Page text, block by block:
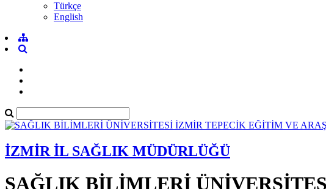
Türkçe
English
İZMİR İL SAĞLIK MÜDÜRLÜĞÜ
SAĞLIK BİLİMLERİ